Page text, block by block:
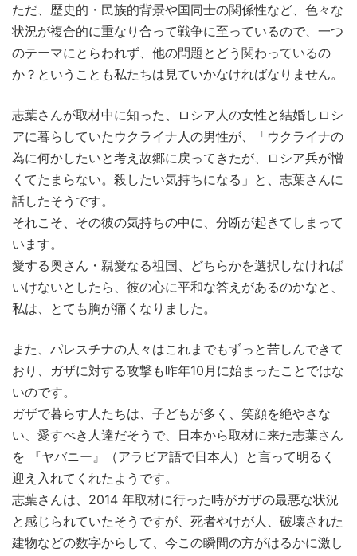
ただ、歴史的・民族的背景や国同士の関係性など、色々な
状況が複合的に重なり合って戦争に至っているので、一つ
のテーマにとらわれず、他の問題とどう関わっているの
か？ということも私たちは見ていかなければなりません。
志葉さんが取材中に知った、ロシア人の女性と結婚しロシ
アに暮らしていたウクライナ人の男性が、「ウクライナの
為に何かしたいと考え故郷に戻ってきたが、ロシア兵が憎
くてたまらない。殺したい気持ちになる」と、志葉さんに
話したそうです。
それこそ、その彼の気持ちの中に、分断が起きてしまって
います。
愛する奥さん・親愛なる祖国、どちらかを選択しなければ
いけないとしたら、彼の心に平和な答えがあるのかなと、
私は、とても胸が痛くなりました。
また、パレスチナの人々はこれまでもずっと苦しんできて
おり、ガザに対する攻撃も昨年10月に始まったことではな
いのです。
ガザで暮らす人たちは、子どもが多く、笑顔を絶やさな
い、愛すべき人達だそうで、日本から取材に来た志葉さん
を 『ヤバニー』（アラビア語で日本人）と言って明るく
迎え入れてくれたようです。
志葉さんは、2014 年取材に行った時がガザの最悪な状況
と感じられていたそうですが、死者やけが人、破壊された
建物などの数字からして、今この瞬間の方がはるかに激し